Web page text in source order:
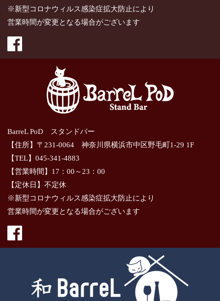
※新型コロナウィルス感染症拡大防止により
営業時間が変更となる場合がございます
BarreL PoD スタンドバー
【住所】〒231-0064 神奈川県横浜市中区野毛町1-29 1F
【TEL】045-341-4883
【営業時間】17：00～23：00
【定休日】不定休
※新型コロナウィルス感染症拡大防止により
営業時間が変更となる場合がございます